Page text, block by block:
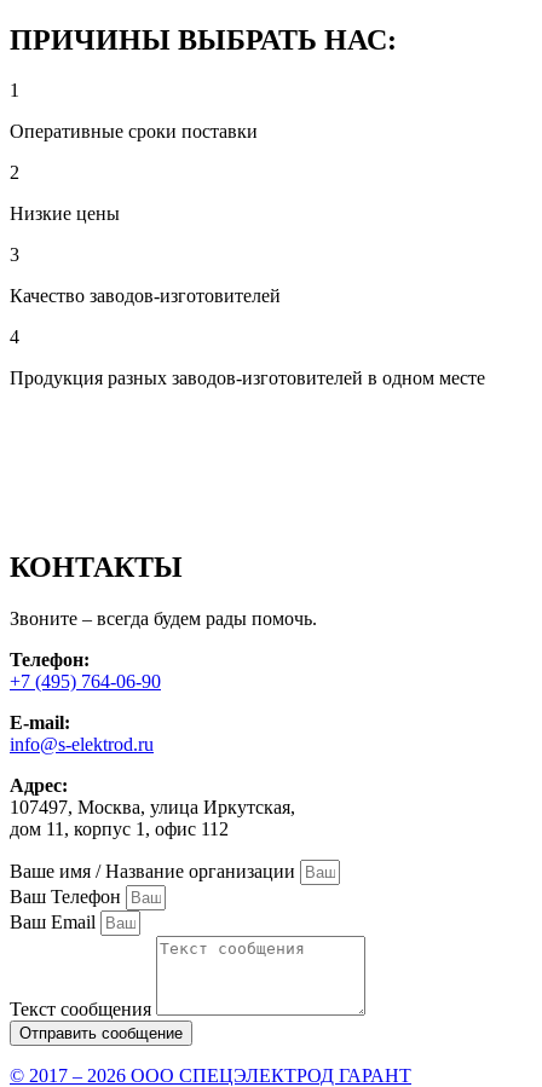
ПРИЧИНЫ ВЫБРАТЬ НАС:
1
Оперативные сроки поставки
2
Низкие цены
3
Качество заводов-изготовителей
4
Продукция разных заводов-изготовителей в одном месте
КОНТАКТЫ
Звоните – всегда будем рады помочь.
Телефон:
+7 (495) 764-06-90
E-mail:
info@s-elektrod.ru
Адрес:
107497, Москва, улица Иркутская,
дом 11, корпус 1, офис 112
Ваше имя / Название организации
Ваш Телефон
Ваш Email
Текст сообщения
Отправить сообщение
© 2017 – 2026 ООО СПЕЦЭЛЕКТРОД ГАРАНТ